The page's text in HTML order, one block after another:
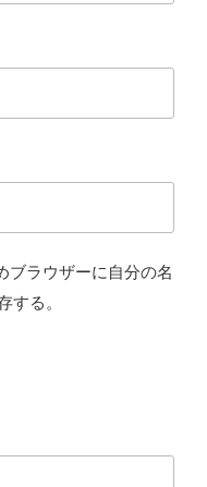
ブラウザーに自分の名
する。